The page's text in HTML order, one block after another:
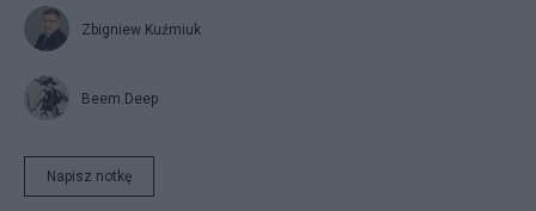
Zbigniew Kuźmiuk
Beem.Deep
Napisz notkę